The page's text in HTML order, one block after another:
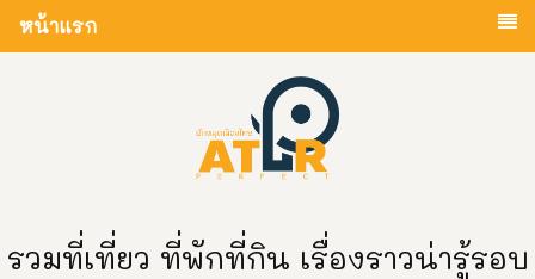
หน้าแรก
รวมที่เที่ยว ที่พักที่กิน เรื่องราวน่ารู้รอบ